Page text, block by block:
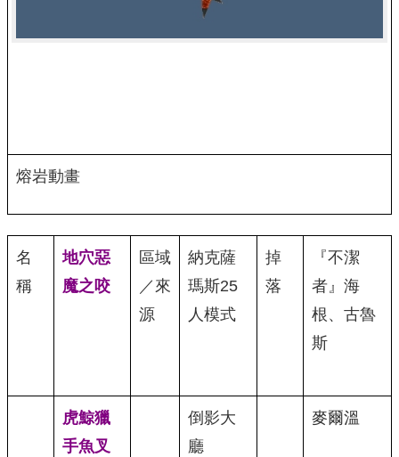
熔岩動畫
名
稱
地穴惡
魔之咬
區域
／來
源
納克薩
瑪斯25
人模式
掉
落
『不潔
者』海
根、古魯
斯
虎鯨獵
手魚叉
倒影大
廳
麥爾溫